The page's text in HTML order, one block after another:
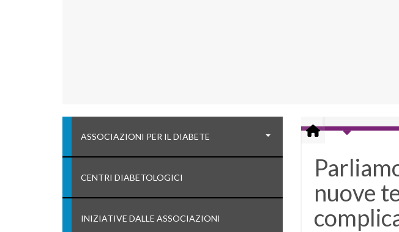
ASSOCIAZIONI PER IL DIABETE
CENTRI DIABETOLOGICI
INIZIATIVE DALLE ASSOCIAZIONI
nuove